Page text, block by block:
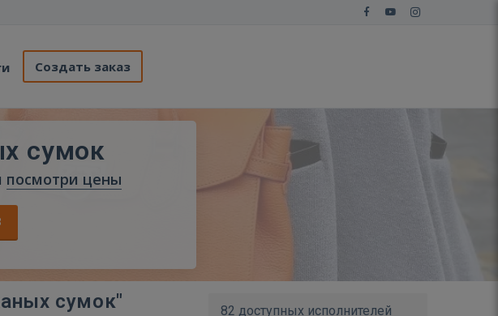
Создать заказ
сумок
посмотри цены
сумок" 82 доступных исполнителей